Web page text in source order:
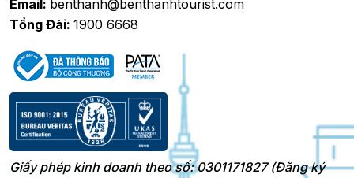
Email: benthanh@benthanhtourist.com
Tổng Đài: 1900 6668
Giấy phép kinh doanh theo số: 0301171827 (Đăng ký